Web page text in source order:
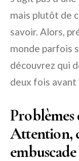
mais plutôt de
savoir. Alors,
monde parfois
découvrez qui
deux fois avant
Problèmes
Attention,